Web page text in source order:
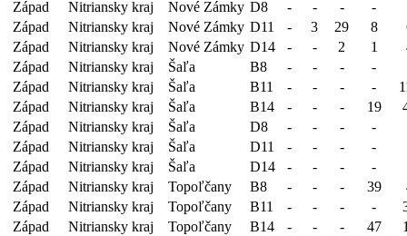
Západ
Nitriansky kraj Nové Zámky D8 - - -
-
Západ
Nitriansky kraj Nové Zámky D11 - 3 29 8
Západ
Nitriansky kraj Nové Zámky D14 - - 2 1
Západ
Nitriansky kraj Šaľa B8 - - -
-
Západ
Nitriansky kraj Šaľa B11 - - - -
Západ
Nitriansky kraj Šaľa B14 - - - 19
Západ
Nitriansky kraj Šaľa D8 - - -
-
Západ
Nitriansky kraj Šaľa D11 - - -
-
Západ
Nitriansky kraj Šaľa D14 - - -
-
Západ
Nitriansky kraj Topoľčany B8 - - - 39
Západ
Nitriansky kraj Topoľčany B11 - - - -
Západ
Nitriansky kraj Topoľčany B14 - - - 47